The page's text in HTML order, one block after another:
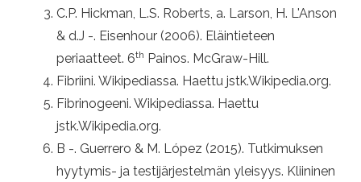
C.P. Hickman, L.S. Roberts, a. Larson, H. L'Anson
& d.J -. Eisenhour (2006). Eläintieteen
periaatteet. 6th Painos. McGraw-Hill.
Fibriini. Wikipediassa. Haettu jstk.Wikipedia.org.
Fibrinogeeni. Wikipediassa. Haettu
jstk.Wikipedia.org.
B -. Guerrero & M. López (2015). Tutkimuksen
hyytymis- ja testijärjestelmän yleisyys. Kliininen